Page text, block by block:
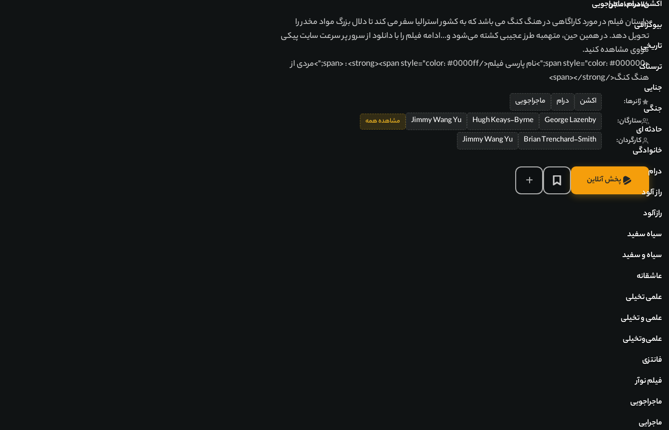
اکشن، درام، ماجراجویی
بیوگرافی
تاریخی
ترسناک
جنایی
جنگی
حادثه ای
خانوادگی
درام
راز آلود
رازآلود
سیاه سفید
سیاه و سفید
عاشقانه
علمی تخیلی
علمی و تخیلی
علمی‌و‌تخیلی
فانتزی
فیلم نوآر
ماجراجویی
ماجرایی
خلاصه داستان
داستان فیلم در مورد کاراگاهی در هنگ کنگ می باشد که به کشور استرالیا سفر می کند تا دلال بزرگ مواد مخدر را
تحویل دهد. در همین حین، متهمبه طرز عجیبی کشته می‌شود و...ادامه فیلم را با دانلود از سرور پر سرعت سایت پیکی
مووی مشاهده کنید.
<span style="color: #000000;">نام پارسی فیلم</span> : <strong><span style="color: #0000ff;">مردی از
هنگ کنگ</span></strong>
ژانرها: اکشن درام ماجراجویی
ستارگان: George Lazenby
Hugh Keays-Byrne
Jimmy Wang Yu مشاهده همه
کارگردان: Brian Trenchard-Smith
Jimmy Wang Yu
پخش آنلاین